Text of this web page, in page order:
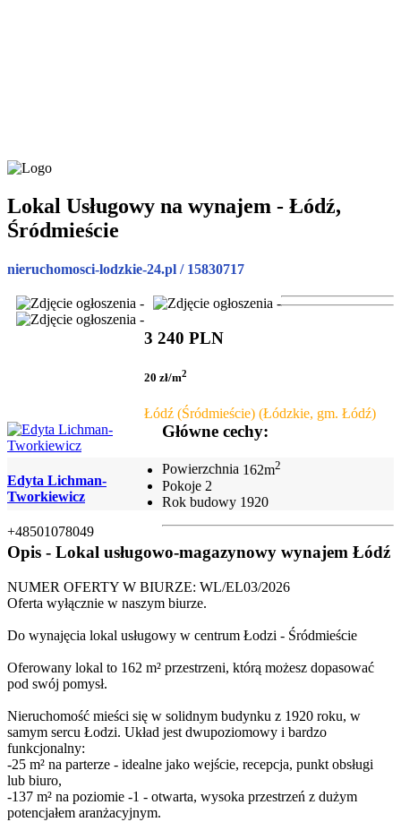
Lokal Usługowy na wynajem - Łódź,
Śródmieście
nieruchomosci-lodzkie-24.pl / 15830717
3 240 PLN
20 zł/m2
Łódź (Śródmieście) (Łódzkie, gm. Łódź)
Edyta Lichman-
Tworkiewicz
+48501078049
Główne cechy:
Powierzchnia 162m2
Pokoje 2
Rok budowy 1920
Opis - Lokal usługowo-magazynowy wynajem Łódź
NUMER OFERTY W BIURZE: WL/EL03/2026
Oferta wyłącznie w naszym biurze.
Do wynajęcia lokal usługowy w centrum Łodzi - Śródmieście
Oferowany lokal to 162 m² przestrzeni, którą możesz dopasować
pod swój pomysł.
Nieruchomość mieści się w solidnym budynku z 1920 roku, w
samym sercu Łodzi. Układ jest dwupoziomowy i bardzo
funkcjonalny:
-25 m² na parterze - idealne jako wejście, recepcja, punkt obsługi
lub biuro,
-137 m² na poziomie -1 - otwarta, wysoka przestrzeń z dużym
potencjałem aranżacyjnym.